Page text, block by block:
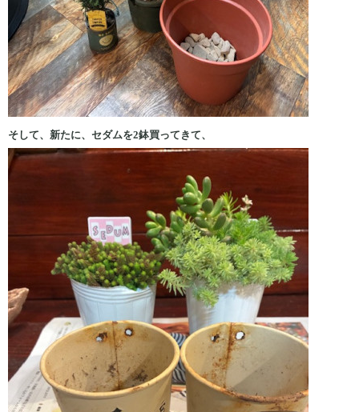
そして、新たに、セダムを2鉢買ってきて、